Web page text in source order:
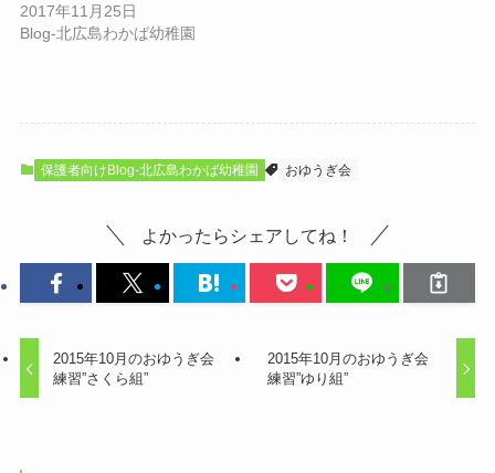
2017年11月25日
Blog-北広島わかば幼稚園
保護者向けBlog-北広島わかば幼稚園 おゆうぎ会
よかったらシェアしてね！
2015年10月のおゆうぎ会
練習”さくら組”
2015年10月のおゆうぎ会
練習”ゆり組”